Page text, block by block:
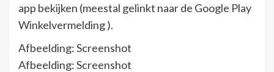
app bekijken (meestal gelinkt naar de Google Play
Winkelvermelding ).
Afbeelding: Screenshot
Afbeelding: Screenshot